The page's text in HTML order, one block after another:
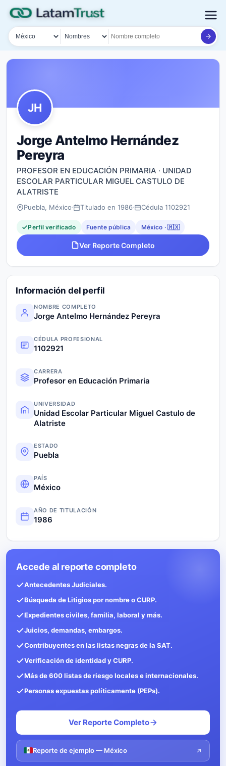
País
Tipo de búsqueda
Nombre o documento
JH
Jorge Antelmo Hernández
Pereyra
PROFESOR EN EDUCACIÓN PRIMARIA · UNIDAD
ESCOLAR PARTICULAR MIGUEL CASTULO DE
ALATRISTE
Puebla, México Titulado en 1986 Cédula 1102921
Perfil verificado Fuente pública México · 🇲🇽
Ver Reporte Completo
Información del perfil
NOMBRE COMPLETO
Jorge Antelmo Hernández Pereyra
CÉDULA PROFESIONAL
1102921
CARRERA
Profesor en Educación Primaria
UNIVERSIDAD
Unidad Escolar Particular Miguel Castulo de
Alatriste
ESTADO
Puebla
PAÍS
México
AÑO DE TITULACIÓN
1986
Accede al reporte completo
Antecedentes Judiciales.
Búsqueda de Litigios por nombre o CURP.
Expedientes civiles, familia, laboral y más.
Juicios, demandas, embargos.
Contribuyentes en las listas negras de la SAT.
Verificación de identidad y CURP.
Más de 600 listas de riesgo locales e internacionales.
Personas expuestas políticamente (PEPs).
Ver Reporte Completo
Reporte de ejemplo — México